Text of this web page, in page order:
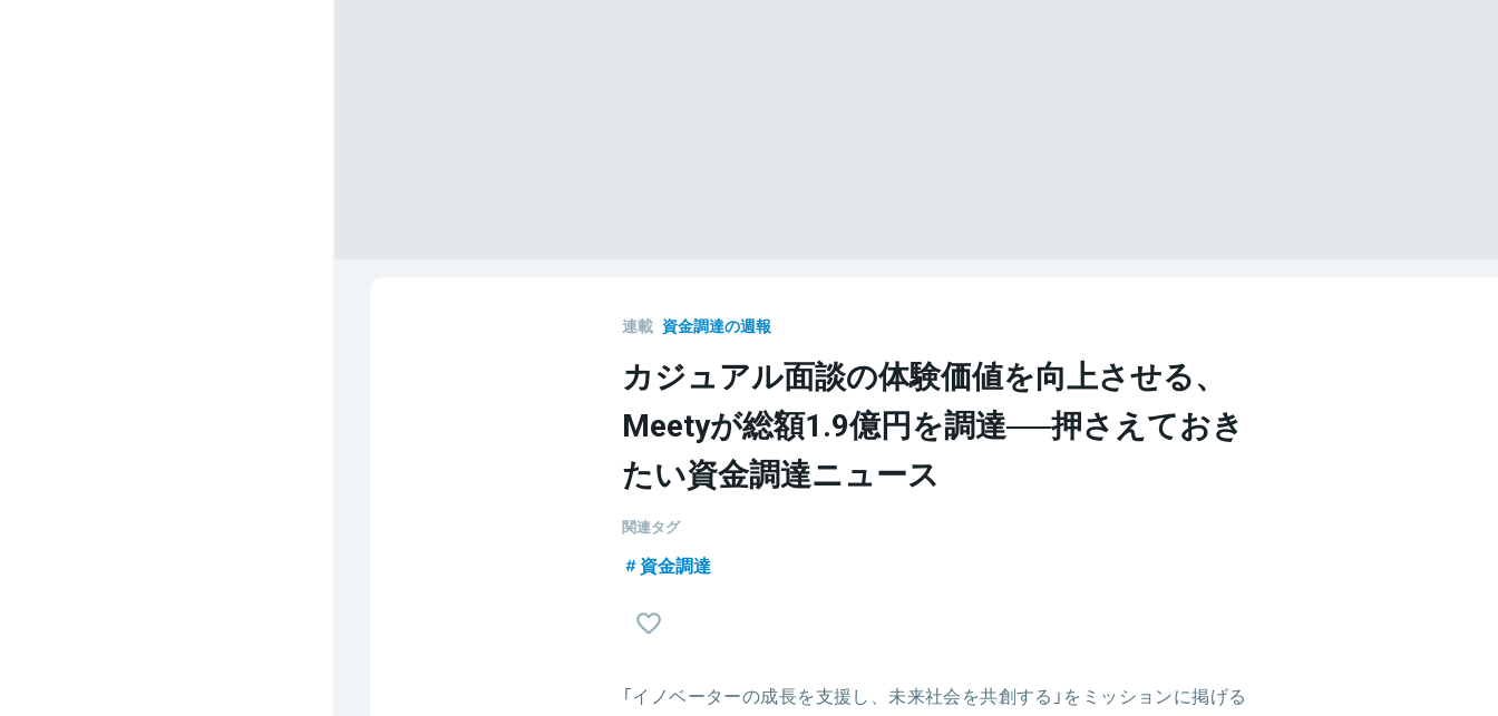
連載 資金調達の週報
カジュアル面談の体験価値を向上させる、
Meetyが総額1.9億円を調達──押さえておき
たい資金調達ニュース
関連タグ
資金調達
「イノベーターの成長を支援し、未来社会を共創する」をミッションに掲げる